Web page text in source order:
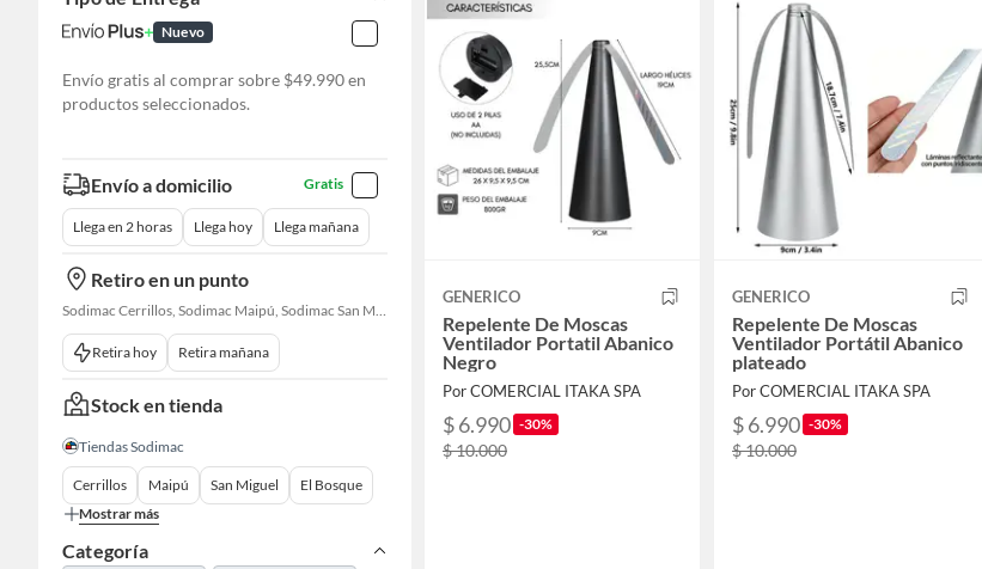
Nuevo
Envío gratis al comprar sobre $49.990 en
productos seleccionados.
Envío a domicilio Gratis
Llega en 2 horas Llega hoy Llega mañana
Retiro en un punto
Sodimac Cerrillos, Sodimac Maipú, Sodimac San Miguel, Sodimac El Bosque, Sodimac San Bernardo, Sodimac Talagante, Sodimac San Fernando
Retira hoy Retira mañana
Stock en tienda
Tiendas Sodimac
Cerrillos Maipú San Miguel
El Bosque
Mostrar más
Categoría
GENERICO
Repelente De Moscas
Ventilador Portatil Abanico
Negro
Por COMERCIAL ITAKA SPA
$ 6.990 -30%
$ 10.000
GENERICO
Repelente De Moscas
Ventilador Portátil Abanico
plateado
Por COMERCIAL ITAKA SPA
$ 6.990 -30%
$ 10.000